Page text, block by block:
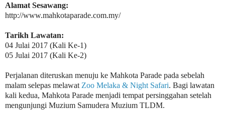
Alamat Sesawang:
http://www.mahkotaparade.com.my/
Tarikh Lawatan:
04 Julai 2017 (Kali Ke-1)
05 Julai 2017 (Kali Ke-2)
Perjalanan diteruskan menuju ke Mahkota Parade pada sebelah
malam selepas melawat Zoo Melaka & Night Safari. Bagi lawatan
kali kedua, Mahkota Parade menjadi tempat persinggahan setelah
mengunjungi Muzium Samudera Muzium TLDM.